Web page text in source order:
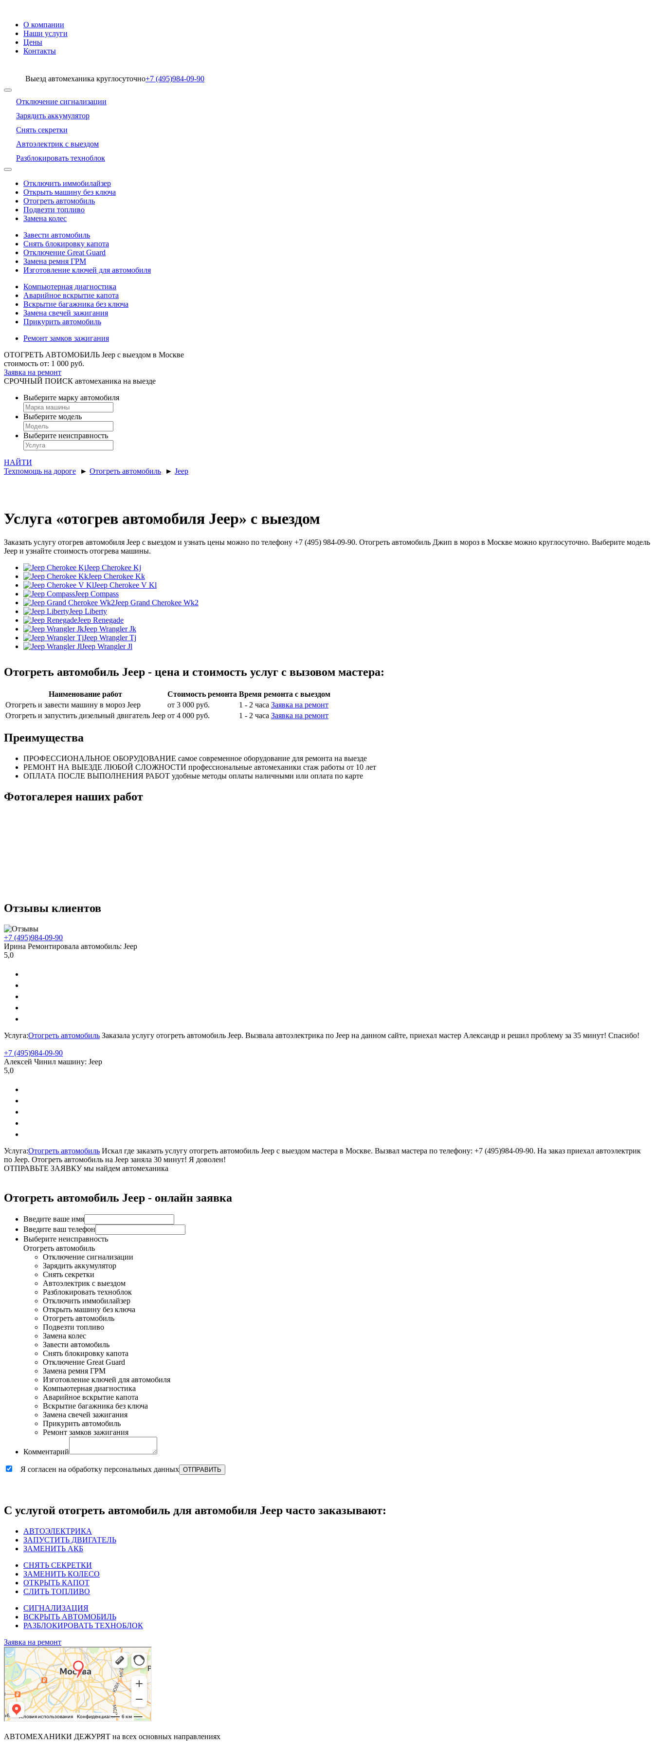
О компании
Наши услуги
Цены
Контакты
Выезд автомеханика круглосуточно+7 (495)984-09-90
Отключение сигнализации
Зарядить аккумулятор
Снять секретки
Автоэлектрик с выездом
Разблокировать техноблок
Отключить иммобилайзер
Открыть машину без ключа
Отогреть автомобиль
Подвезти топливо
Замена колес
Завести автомобиль
Снять блокировку капота
Отключение Great Guard
Замена ремня ГРМ
Изготовление ключей для автомобиля
Компьютерная диагностика
Аварийное вскрытие капота
Вскрытие багажника без ключа
Замена свечей зажигания
Прикурить автомобиль
Ремонт замков зажигания
ОТОГРЕТЬ АВТОМОБИЛЬ Jeep с выездом в Москве
стоимость от: 1 000 руб.
Заявка на ремонт
СРОЧНЫЙ ПОИСК автомеханика на выезде
Выберите марку автомобиля
Выберите модель
Выберите неисправность
НАЙТИ
Техпомощь на дороге ► Отогреть автомобиль ► Jeep
Услуга «отогрев автомобиля Jeep» с выездом
Заказать услугу отогрев автомобиля Jeep с выездом и узнать цены можно по телефону +7 (495) 984-09-90. Отогреть автомобиль Джип в мороз в Москве можно круглосуточно. Выберите модель
Jeep и узнайте стоимость отогрева машины.
Jeep Cherokee Kj
Jeep Cherokee Kk
Jeep Cherokee V Kl
Jeep Compass
Jeep Grand Cherokee Wk2
Jeep Liberty
Jeep Renegade
Jeep Wrangler Jk
Jeep Wrangler Tj
Jeep Wrangler Jl
Отогреть автомобиль Jeep - цена и стоимость услуг с вызовом мастера:
Наименование работ Стоимость ремонта Время ремонта с выездом
Отогреть и завести машину в мороз Jeep
от 3 000 руб. 1 - 2 часа Заявка на ремонт
Отогреть и запустить дизельный двигатель Jeep от 4 000 руб. 1 - 2 часа Заявка на ремонт
Преимущества
ПРОФЕССИОНАЛЬНОЕ ОБОРУДОВАНИЕ самое современное оборудование для ремонта на выезде
РЕМОНТ НА ВЫЕЗДЕ ЛЮБОЙ СЛОЖНОСТИ профессиональные автомеханики стаж работы от 10 лет
ОПЛАТА ПОСЛЕ ВЫПОЛНЕНИЯ РАБОТ удобные методы оплаты наличными или оплата по карте
Фотогалерея наших работ
Отзывы клиентов
+7 (495)984-09-90
Ирина Ремонтировала автомобиль: Jeep
5,0
Услуга:Отогреть автомобиль Заказала услугу отогреть автомобиль Jeep. Вызвала автоэлектрика по Jeep на данном сайте, приехал мастер Александр и решил проблему за 35 минут! Спасибо!
+7 (495)984-09-90
Алексей Чинил машину: Jeep
5,0
Услуга:Отогреть автомобиль Искал где заказать услугу отогреть автомобиль Jeep с выездом мастера в Москве. Вызвал мастера по телефону: +7 (495)984-09-90. На заказ приехал автоэлектрик
по Jeep. Отогреть автомобиль на Jeep заняла 30 минут! Я доволен!
ОТПРАВЬТЕ ЗАЯВКУ мы найдем автомеханика
Отогреть автомобиль Jeep - онлайн заявка
Введите ваше имя
Введите ваш телефон
Выберите неисправность
Отогреть автомобиль
Отключение сигнализации
Зарядить аккумулятор
Снять секретки
Автоэлектрик с выездом
Разблокировать техноблок
Отключить иммобилайзер
Открыть машину без ключа
Отогреть автомобиль
Подвезти топливо
Замена колес
Завести автомобиль
Снять блокировку капота
Отключение Great Guard
Замена ремня ГРМ
Изготовление ключей для автомобиля
Компьютерная диагностика
Аварийное вскрытие капота
Вскрытие багажника без ключа
Замена свечей зажигания
Прикурить автомобиль
Ремонт замков зажигания
Комментарий
Я согласен на обработку персональных данных ОТПРАВИТЬ
С услугой отогреть автомобиль для автомобиля Jeep часто заказывают:
АВТОЭЛЕКТРИКА
ЗАПУСТИТЬ ДВИГАТЕЛЬ
ЗАМЕНИТЬ АКБ
СНЯТЬ СЕКРЕТКИ
ЗАМЕНИТЬ КОЛЕСО
ОТКРЫТЬ КАПОТ
СЛИТЬ ТОПЛИВО
СИГНАЛИЗАЦИЯ
ВСКРЫТЬ АВТОМОБИЛЬ
РАЗБЛОКИРОВАТЬ ТЕХНОБЛОК
Заявка на ремонт
АВТОМЕХАНИКИ ДЕЖУРЯТ на всех основных направлениях